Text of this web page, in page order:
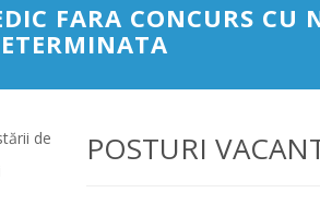
FARA CONCURS
de
POSTURI